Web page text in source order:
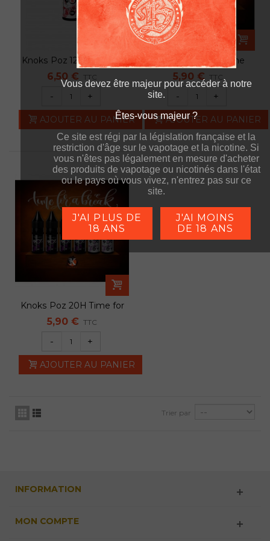
Knoks Poz 12H Time for
a break...
6,50 € TTC
- +
AJOUTER AU PANIER
Knoks Poz 10H - Time
for a...
5,90 € TTC
- +
AJOUTER AU PANIER
Knoks Poz 20H Time for
a break...
5,90 € TTC
- +
AJOUTER AU PANIER
Trier par
INFORMATION
MON COMPTE
Êtes-vous majeur ?
Ce site est régi par la législation française et la
restriction d'âge sur le vapotage et la nicotine. Si
vous n'êtes pas légalement en mesure d'acheter
des produits de vapotage ou nicotinés dans l'état
ou le pays où vous vivez, n'entrez pas sur ce
site.
Vous devez être majeur pour accéder à notre
site.
Êtes-vous majeur ?
Ce site est régi par la législation française et la
restriction d'âge sur le vapotage et la nicotine. Si
vous n'êtes pas légalement en mesure d'acheter
des produits de vapotage ou nicotinés dans l'état
ou le pays où vous vivez, n'entrez pas sur ce
site.
J'AI PLUS DE
18 ANS
J'AI MOINS
DE 18 ANS